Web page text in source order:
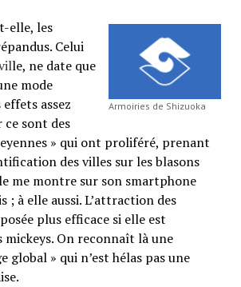
Armoiries de Shizuoka
elle, les
Celui
le, ne date que
mode
assez
ce sont des
» qui ont proliféré, prenant
des villes sur les blasons
me montre sur son smartphone
; à elle aussi. L’attraction des
plus efficace si elle est
mickeys. On reconnaît là une
global » qui n’est hélas pas une